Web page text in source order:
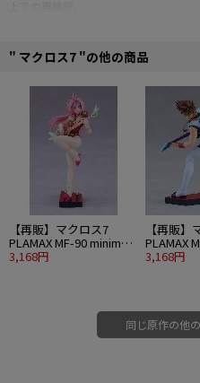
皆がイメージしているであろう「TV
型を、最優先に考えた今回。
今までに発表した機体の中でも1、2
おります。
特にバトロイド形態のバランスがスゴ
・とことんギミック満載！！
今までに無いほどのギミックを盛り込
・頭部は差し替え無しでの変形を実現
・フェイスプレートも差し替えで再現
・バトロイド形態時での乗降ハッチ機
・両肩にある局部スピーカーユニット
" マクロス7 "の他の商品
【再販】マクロス7
PLAMAX MF-90 minimum
factory ミレーヌ・フレ
3,168円
【再販】
PLAMAX
factory 熱
3,168円
同じ原作の他